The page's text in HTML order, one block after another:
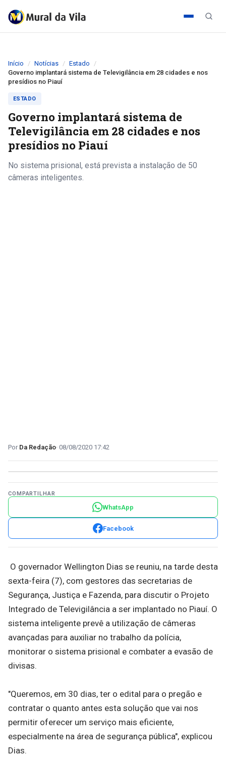
Início Notícias
Estado
Governo implantará sistema de Televigilância em 28 cidades e nos
presídios no Piauí
ESTADO
Governo implantará sistema de
Televigilância em 28 cidades e nos
presídios no Piauí
No sistema prisional, está prevista a instalação de 50
câmeras inteligentes.
Da Redação 08/08/2020 17:42
COMPARTILHAR
WhatsApp
Facebook
O governador Wellington Dias se reuniu, na tarde desta
sexta-feira (7), com gestores das secretarias de
Segurança, Justiça e Fazenda, para discutir o Projeto
Integrado de Televigilância a ser implantado no Piauí. O
sistema inteligente prevê a utilização de câmeras
avançadas para auxiliar no trabalho da polícia,
monitorar o sistema prisional e combater a evasão de
divisas.
"Queremos, em 30 dias, ter o edital para o pregão e
contratar o quanto antes esta solução que vai nos
permitir oferecer um serviço mais eficiente,
especialmente na área de segurança pública", explicou
Dias.